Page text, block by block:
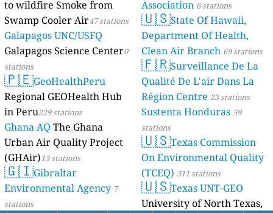
to wildfire Smoke from
Swamp Cooler Air47 stations
Galapagos UNC/USFQ
Galapagos Science Center0
stations
🇵🇪GeoHealthPeru
Regional GEOHealth Hub
in Peru229 stations
Ghana AQ The Ghana
Urban Air Quality Project
(GHAir)13 stations
🇬🇮Gibraltar
Environmental Agency 7
stations
Association 6 stations
🇺🇸State Of Hawaii,
Department Of Health,
Clean Air Branch 69 stations
🇫🇷Surveillance De La
Qualité De L'air Dans La
Région Centre 23 stations
Sustenta Honduras 59
stations
🇺🇸Texas Commission
On Environmental Quality
(TCEQ) 311 stations
🇺🇸Texas UNT-GEO
University of North Texas,